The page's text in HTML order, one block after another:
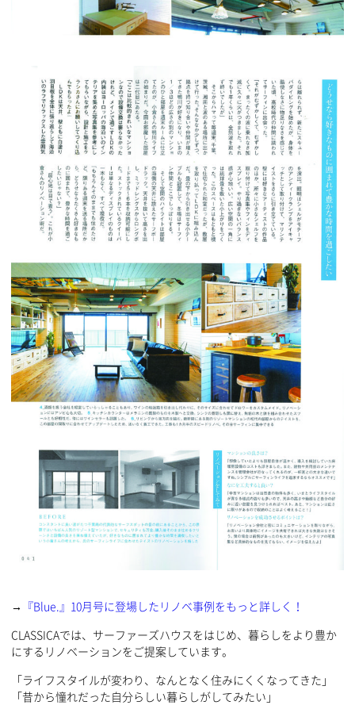
→ 『Blue.』10月号に登場したリノベ事例をもっと詳しく！
CLASSICAでは、サーファーズハウスをはじめ、暮らしをより豊か
にするリノベーションをご提案しています。
「ライフスタイルが変わり、なんとなく住みにくくなってきた」
「昔から憧れだった自分らしい暮らしがしてみたい」